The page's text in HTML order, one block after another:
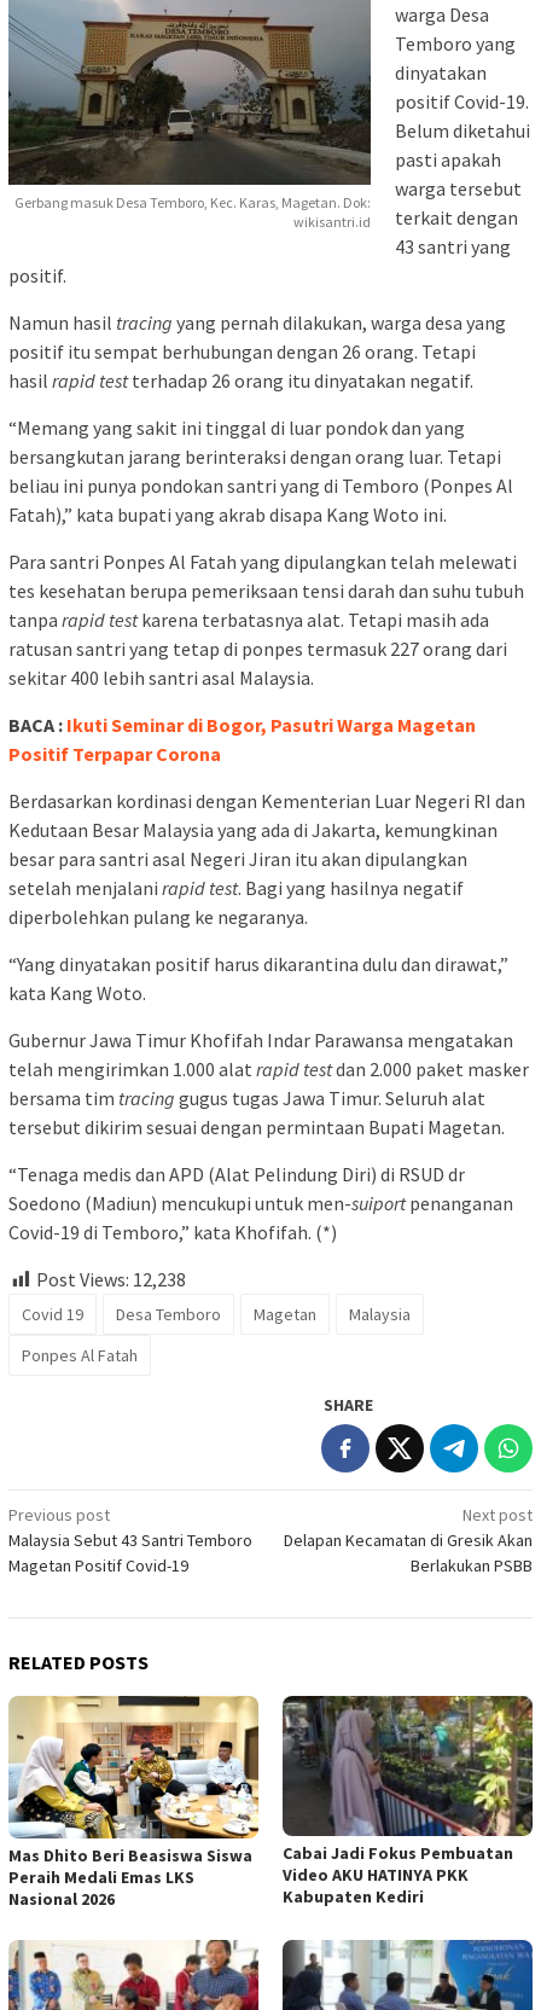
Gerbang masuk Desa Temboro, Kec. Karas, Magetan. Dok:
wikisantri.id
warga Desa
Temboro yang
dinyatakan
positif Covid-19.
Belum diketahui
pasti apakah
warga tersebut
terkait dengan
43 santri yang
positif.
Namun hasil tracing yang pernah dilakukan, warga desa yang
positif itu sempat berhubungan dengan 26 orang. Tetapi
hasil rapid testterhadap 26 orang itu dinyatakan negatif.
“Memang yang sakit ini tinggal di luar pondok dan yang
bersangkutan jarang berinteraksi dengan orang luar. Tetapi
beliau ini punya pondokan santri yang di Temboro (Ponpes Al
Fatah),” kata bupati yang akrab disapa Kang Woto ini.
Para santri Ponpes Al Fatah yang dipulangkan telah melewati
tes kesehatan berupa pemeriksaan tensi darah dan suhu tubuh
tanpa rapid testkarena terbatasnya alat. Tetapi masih ada
ratusan santri yang tetap di ponpes termasuk 227 orang dari
sekitar 400 lebih santri asal Malaysia.
BACA : Ikuti Seminar di Bogor, Pasutri Warga Magetan
Positif Terpapar Corona
Berdasarkan kordinasi dengan Kementerian Luar Negeri RI dan
Kedutaan Besar Malaysia yang ada di Jakarta, kemungkinan
besar para santri asal Negeri Jiran itu akan dipulangkan
setelah menjalani rapid test. Bagi yang hasilnya negatif
diperbolehkan pulang ke negaranya.
“Yang dinyatakan positif harus dikarantina dulu dan dirawat,”
kata Kang Woto.
Gubernur Jawa Timur Khofifah Indar Parawansa mengatakan
telah mengirimkan 1.000 alat rapid testdan 2.000 paket masker
bersama tim tracing gugus tugas Jawa Timur. Seluruh alat
tersebut dikirim sesuai dengan permintaan Bupati Magetan.
“Tenaga medis dan APD (Alat Pelindung Diri) di RSUD dr
Soedono (Madiun) mencukupi untuk men-suiportpenanganan
Covid-19 di Temboro,” kata Khofifah. (*)
Post Views: 12,238
Covid 19 Desa Temboro Magetan
Malaysia
Ponpes Al Fatah
SHARE
Post
navigation
Previous post
Malaysia Sebut 43 Santri Temboro
Magetan Positif Covid-19
Next post
Delapan Kecamatan di Gresik Akan
Berlakukan PSBB
RELATED POSTS
Mas Dhito Beri Beasiswa Siswa
Peraih Medali Emas LKS
Nasional 2026
Cabai Jadi Fokus Pembuatan
Video AKU HATINYA PKK
Kabupaten Kediri